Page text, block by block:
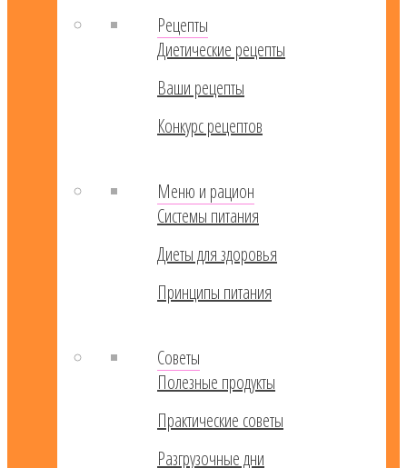
Рецепты
Диетические рецепты
Ваши рецепты
Конкурс рецептов
Меню и рацион
Системы питания
Диеты для здоровья
Принципы питания
Советы
Полезные продукты
Практические советы
Разгрузочные дни